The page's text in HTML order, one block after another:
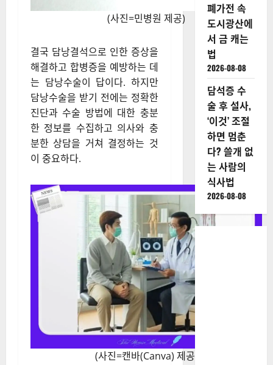
(사진=민병원 제공)
결국 담낭결석으로 인한 증상을
해결하고 합병증을 예방하는 데
는 담낭수술이 답이다. 하지만
담낭수술을 받기 전에는 정확한
진단과 수술 방법에 대한 충분
한 정보를 수집하고 의사와 충
분한 상담을 거쳐 결정하는 것
이 중요하다.​
(사진=캔바(Canva) 제공)
폐가전 속
도시광산에
서 금 캐는
법
2026-08-08
담석증 수
술 후 설사,
‘이것’ 조절
하면 멈춘
다? 쓸개 없
는 사람의
식사법
2026-08-08